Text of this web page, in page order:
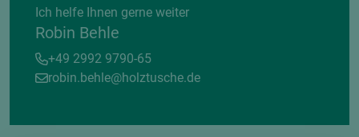
Ich helfe Ihnen gerne weiter
Robin Behle
+49 2992 9790-65
robin.behle@holztusche.de